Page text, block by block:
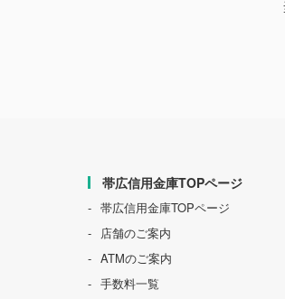
帯広信用金庫TOPページ
帯広信用金庫TOPページ
店舗のご案内
ATMのご案内
手数料一覧